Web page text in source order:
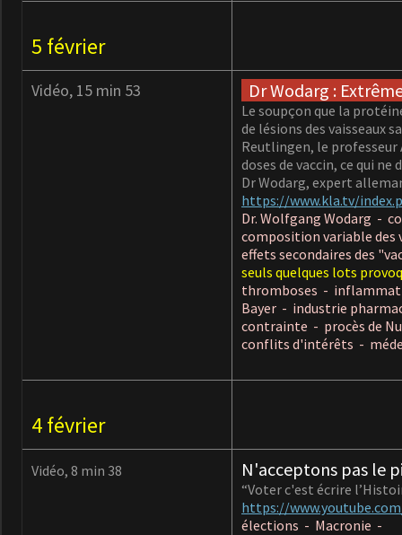
5 février
Vidéo, 15 min 53 Dr Wodarg :
Le soupçon que la
de lésions des vaisseaux
Reutlingen, le professeur
doses de vaccin, ce qui
Dr Wodarg, expert
https://www.kla.tv/
Dr. Wolfgang Wodarg -
composition variable
effets secondaires des
seuls quelques lots
thromboses -
Bayer - industrie
contrainte - procès de
conflits d'intérêts -
4 février
Vidéo, 8 min 38 N'acceptons pas le
“Voter c'est écrire
https://
élections - Macronie -